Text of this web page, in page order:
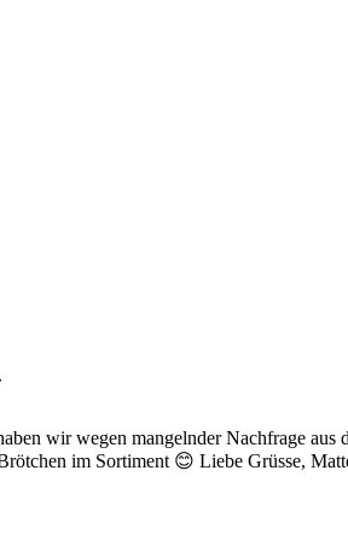
wir wegen mangelnder Nachfrage aus
im Sortiment 😊 Liebe Grüsse,